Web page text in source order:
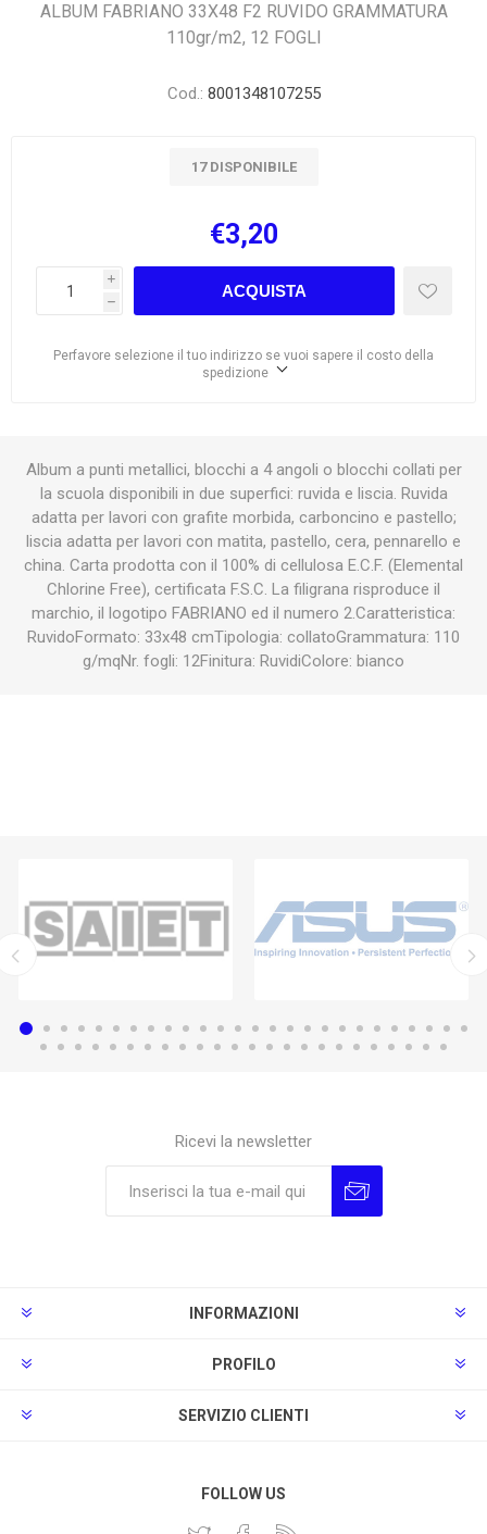
ALBUM FABRIANO 33X48 F2 RUVIDO GRAMMATURA
110gr/m2, 12 FOGLI
Cod.: 8001348107255
17 DISPONIBILE
€3,20
i
h
ACQUISTA
Perfavore selezione il tuo indirizzo se vuoi sapere il costo della
spedizione
Album a punti metallici, blocchi a 4 angoli o blocchi collati per
la scuola disponibili in due superfici: ruvida e liscia. Ruvida
adatta per lavori con grafite morbida, carboncino e pastello;
liscia adatta per lavori con matita, pastello, cera, pennarello e
china. Carta prodotta con il 100% di cellulosa E.C.F. (Elemental
Chlorine Free), certificata F.S.C. La filigrana risproduce il
marchio, il logotipo FABRIANO ed il numero 2.Caratteristica:
RuvidoFormato: 33x48 cmTipologia: collatoGrammatura: 110
g/mqNr. fogli: 12Finitura: RuvidiColore: bianco
Ricevi la newsletter
INFORMAZIONI
PROFILO
SERVIZIO CLIENTI
FOLLOW US